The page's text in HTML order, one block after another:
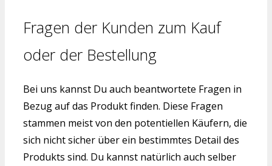
Fragen der Kunden zum Kauf
oder der Bestellung
Bei uns kannst Du auch beantwortete Fragen in
Bezug auf das Produkt finden. Diese Fragen
stammen meist von den potentiellen Käufern, die
sich nicht sicher über ein bestimmtes Detail des
Produkts sind. Du kannst natürlich auch selber